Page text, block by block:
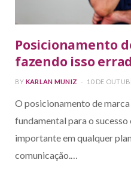
Posicionamento
fazendo isso
BY KARLAN MUNIZ 10 DE
O posicionamento de
fundamental para o
importante em qualquer
comunicação.…